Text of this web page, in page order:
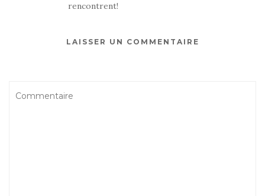
rencontrent!
LAISSER UN COMMENTAIRE